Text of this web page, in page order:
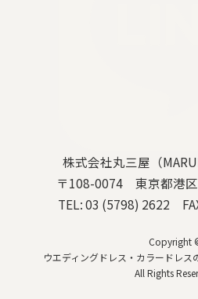
株式会社丸三屋（
〒108-0074 東京都港
TEL: 03 (5798) 2622
Copyright
ウエディングドレス・カラードレス
All Rights